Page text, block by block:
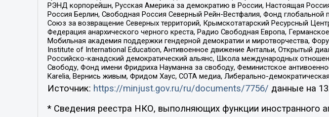
РЭНД корпорейшн, Русская Америка за демократию в России, Настоящая
Россия Берлин, Свободная Россия Северный Рейн-Вестфалия, Фонд
Союз за возвращение Северных территорий, Крымскотатарский Ресурсный
Федерация анархического черного креста, Радио Свободная Европа,
Мобильная академия поддержки гендерной демократии и миротворчества,
Institute of International Education, Антивоенное движение Антальи, Открытый
Российско-канадский демократический альянс, Школа международных
Свободу, Фонд имени Фридриха Науманна за свободу, Феминистское
Karelia, Вернись живым, Фридом Хаус, СОТА медиа, Либерально-
Источник: https://minjust.gov.ru/ru/documents/7756/ данные на
* Сведения реестра НКО, выполняющих функции иностранного